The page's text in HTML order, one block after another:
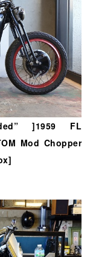
]1959 FL
Mod Chopper